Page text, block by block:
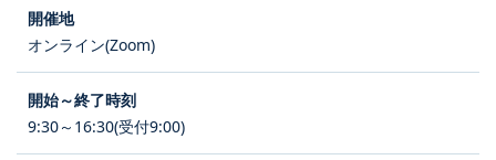
オンライン(Zoom)
9:30～16:30(受付9:00)